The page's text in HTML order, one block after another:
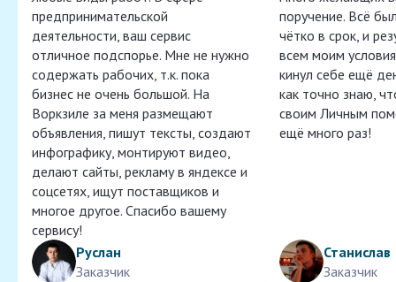
предпринимательской
деятельности, ваш сервис
отличное подспорье. Мне не нужно
содержать рабочих, т.к. пока
бизнес не очень большой. На
Воркзиле за меня размещают
объявления, пишут тексты, создают
инфографику, монтируют видео,
делают сайты, рекламу в яндексе и
соцсетях, ищут поставщиков и
многое другое. Спасибо вашему
сервису!
Руслан
Заказчик
поручение. Всё
чётко в срок, и
всем моим
кинул себе ещё
как точно знаю,
своим Личным
ещё много раз!
Станислав
Заказчик